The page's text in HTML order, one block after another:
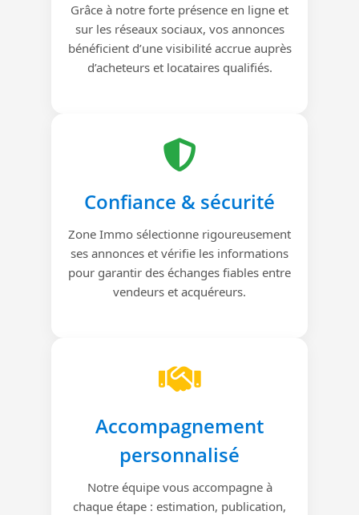
Grâce à notre forte présence en ligne et
sur les réseaux sociaux, vos annonces
bénéficient d’une visibilité accrue auprès
d’acheteurs et locataires qualifiés.
Confiance & sécurité
Zone Immo sélectionne rigoureusement
ses annonces et vérifie les informations
pour garantir des échanges fiables entre
vendeurs et acquéreurs.
Accompagnement
personnalisé
Notre équipe vous accompagne à
chaque étape : estimation, publication,